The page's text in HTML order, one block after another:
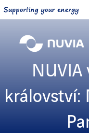
Skip
to
Supporting your energy
Hlavní stránka
NUVIA
království: